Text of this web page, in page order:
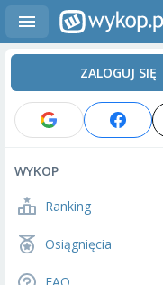
ZALOGUJ SIĘ
WYKOP
Ranking
Osiągnięcia